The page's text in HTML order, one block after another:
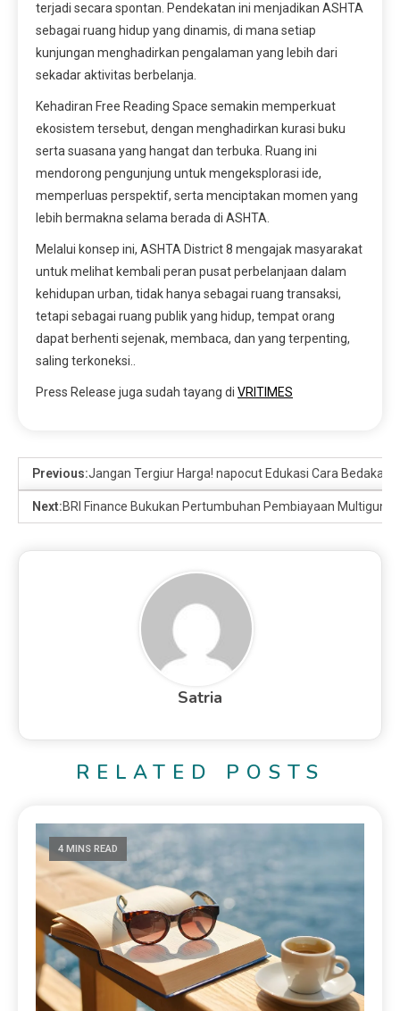
terjadi secara spontan. Pendekatan ini menjadikan ASHTA
sebagai ruang hidup yang dinamis, di mana setiap
kunjungan menghadirkan pengalaman yang lebih dari
sekadar aktivitas berbelanja.
Kehadiran Free Reading Space semakin memperkuat
ekosistem tersebut, dengan menghadirkan kurasi buku
serta suasana yang hangat dan terbuka. Ruang ini
mendorong pengunjung untuk mengeksplorasi ide,
memperluas perspektif, serta menciptakan momen yang
lebih bermakna selama berada di ASHTA.
Melalui konsep ini, ASHTA District 8 mengajak masyarakat
untuk melihat kembali peran pusat perbelanjaan dalam
kehidupan urban, tidak hanya sebagai ruang transaksi,
tetapi sebagai ruang publik yang hidup, tempat orang
dapat berhenti sejenak, membaca, dan yang terpenting,
saling terkoneksi..
Press Release juga sudah tayang di VRITIMES
Previous:Jangan Tergiur Harga! napocut Edukasi Cara Bedakan
Next:BRI Finance Bukukan Pertumbuhan Pembiayaan Multiguna
Satria
RELATED POSTS
4 MINS READ